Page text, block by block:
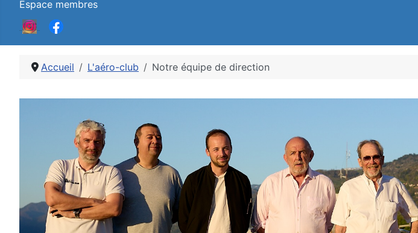
Espace membres
Accueil L'aéro-club Notre équipe de direction